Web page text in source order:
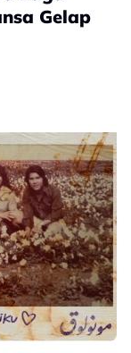
Gelap